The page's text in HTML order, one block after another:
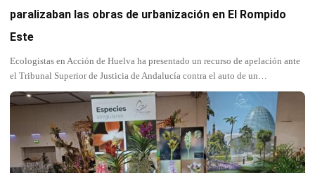
paralizaban las obras de urbanización en El Rompido
Este
Ecologistas en Acción de Huelva ha presentado un recurso de apelación ante
el Tribunal Superior de Justicia de Andalucía contra el auto de un…